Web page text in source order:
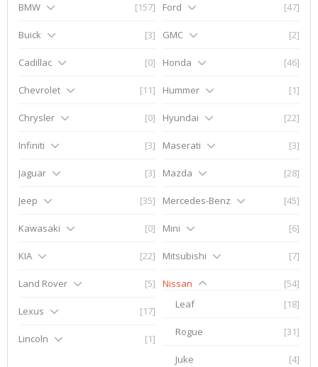
BMW [157]
Buick [3]
Cadillac [0]
Chevrolet [11]
Chrysler [0]
Ford [47]
GMC [2]
Honda [46]
Hummer [1]
Hyundai [22]
Infiniti [3]
Jaguar [3]
Jeep [35]
Kawasaki [0]
KIA [22]
Land Rover [5]
Lexus [17]
Lincoln [1]
Maserati [3]
Mazda [28]
Mercedes-Benz [45]
Mini [6]
Mitsubishi [7]
Nissan
[54]
Leaf
[18]
Rogue [31]
Juke [4]